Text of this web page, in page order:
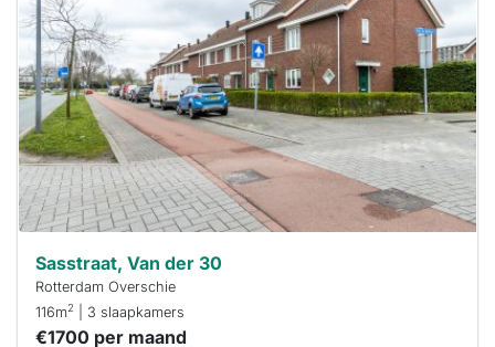
al verhuurd
Om kans te
maken moet je
binnen 15
minuten
reageren.
Stekkies helpt
je hierbij!
Sasstraat, Van der 30
Rotterdam Overschie
116m2 | 3 slaapkamers
€1700 per maand